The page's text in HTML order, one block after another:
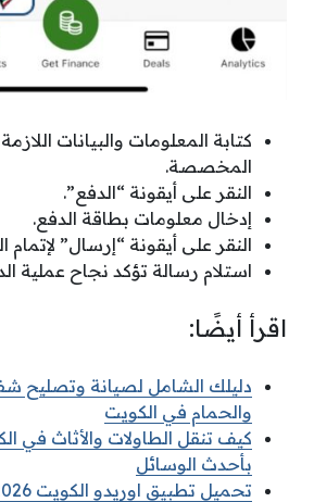
كتابة المعلومات والبيانات
المخصصة.
النقر على أيقونة “الدفع”.
إدخال معلومات بطاقة الدفع.
النقر على أيقونة “إرسال” لإتمام
استلام رسالة تؤكد نجاح عملية
اقرأ أيضًا:
دليلك الشامل لصيانة وتصليح
والحمام في الكويت
كيف تنقل الطاولات والأثاث في
بأحدث الوسائل